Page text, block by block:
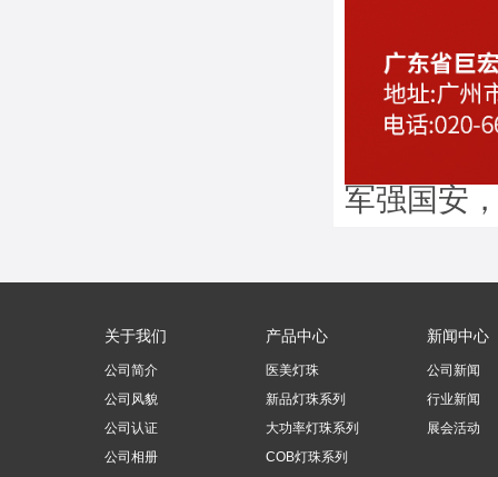
军强国安
关于我们
公司简介
公司风貌
公司认证
公司相册
产品中心
医美灯珠
新品灯珠系列
大功率灯珠系列
COB灯珠系列
新闻中心
公司新闻
行业新闻
展会活动